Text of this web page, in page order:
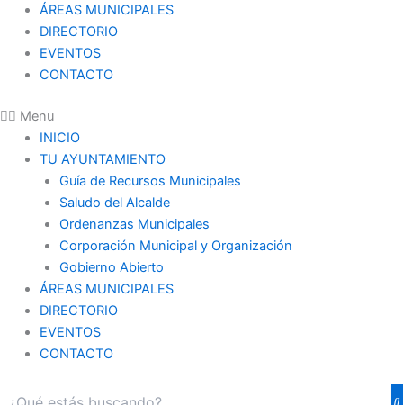
ÁREAS MUNICIPALES
DIRECTORIO
EVENTOS
CONTACTO
Menu
INICIO
TU AYUNTAMIENTO
Guía de Recursos Municipales
Saludo del Alcalde
Ordenanzas Municipales
Corporación Municipal y Organización
Gobierno Abierto
ÁREAS MUNICIPALES
DIRECTORIO
EVENTOS
CONTACTO